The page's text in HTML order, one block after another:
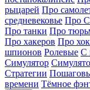
рыцарей Про
средневековье Про
Про танки Про
Про хакеров Про
шпионов Ролевые С
Симулятор
Стратегии
времени Тёмное